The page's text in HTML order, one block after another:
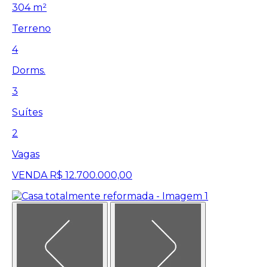
304 m²
Terreno
4
Dorms.
3
Suítes
2
Vagas
VENDA R$ 12.700.000,00